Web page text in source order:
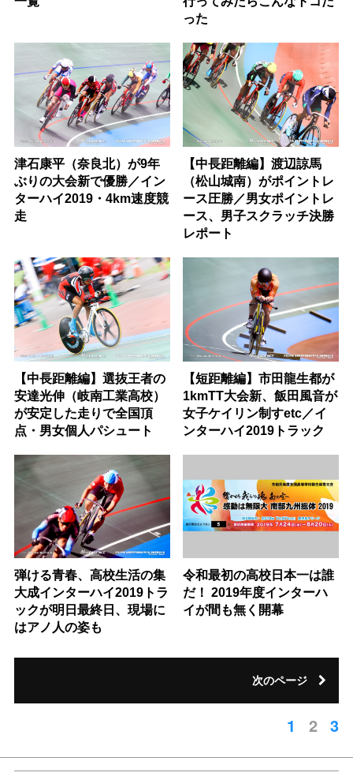
った
津石康平（奈良北）が9年
ぶりの大会新で優勝／イン
ターハイ2019・4km速度競
走
【中長距離編】渡辺諒馬
（松山城南）がポイントレ
ース圧勝／男女ポイントレ
ース、男子スクラッチ決勝
レポート
【中長距離編】選抜王者の
安達光伸（岐南工業高校）
が安定した走りで全国頂
点・男女個人パシュート
【短距離編】市田龍生都が
1kmTT大会新、飯田風音が
女子ケイリン制すetc／イ
ンターハイ2019トラック
弾ける青春、高校生活の集
大成インターハイ2019トラ
ックが明日最終日、現場に
はアノ人の姿も
令和最初の高校日本一は誰
だ！ 2019年度インターハ
イが間も無く開幕
次のページ
1 2 3